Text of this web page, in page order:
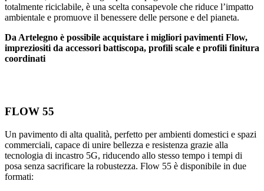
totalmente riciclabile, è una scelta consapevole che riduce l’impatto
ambientale e promuove il benessere delle persone e del pianeta.
Da Artelegno è possibile acquistare i migliori pavimenti Flow,
impreziositi da accessori battiscopa, profili scale e profili finitura
coordinati
FLOW 55
Un pavimento di alta qualità, perfetto per ambienti domestici e spazi
commerciali, capace di unire bellezza e resistenza grazie alla
tecnologia di incastro 5G, riducendo allo stesso tempo i tempi di
posa senza sacrificare la robustezza. Flow 55 è disponibile in due
formati: